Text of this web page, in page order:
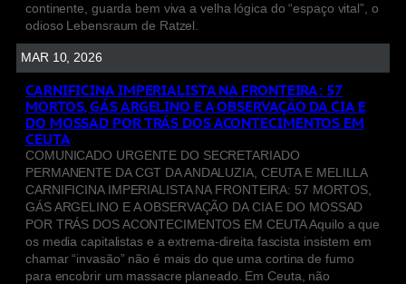
continente, guarda bem viva a velha lógica do “espaço vital”, o
odioso Lebensraum de Ratzel.
MAR 10, 2026
CARNIFICINA IMPERIALISTA NA FRONTEIRA: 57
MORTOS, GÁS ARGELINO E A OBSERVAÇÃO DA CIA E
DO MOSSAD POR TRÁS DOS ACONTECIMENTOS EM
CEUTA
COMUNICADO URGENTE DO SECRETARIADO
PERMANENTE DA CGT DA ANDALUZIA, CEUTA E MELILLA
CARNIFICINA IMPERIALISTA NA FRONTEIRA: 57 MORTOS,
GÁS ARGELINO E A OBSERVAÇÃO DA CIA E DO MOSSAD
POR TRÁS DOS ACONTECIMENTOS EM CEUTA Aquilo a que
os media capitalistas e a extrema-direita fascista insistem em
chamar “invasão” não é mais do que uma cortina de fumo
para encobrir um massacre planeado. Em Ceuta, não